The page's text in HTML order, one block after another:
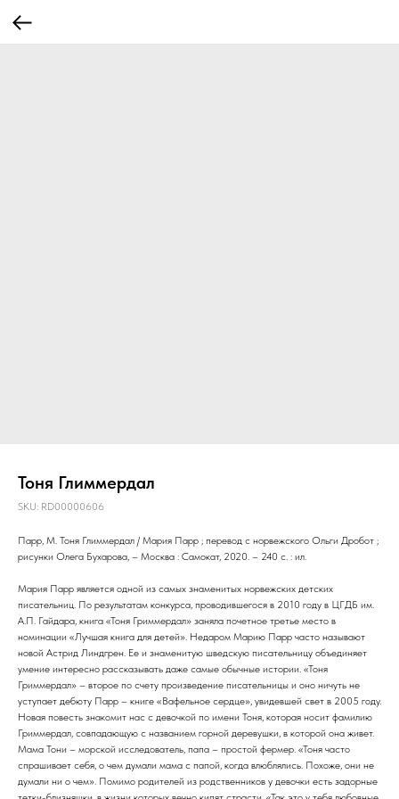
Тоня Глиммердал
SKU: RD00000606
Парр, М. Тоня Глиммердал / Мария Парр ; перевод с норвежского Ольги Дробот ;
рисунки Олега Бухарова, – Москва : Самокат, 2020. – 240 с. : ил.
Мария Парр является одной из самых знаменитых норвежских детских
писательниц. По результатам конкурса, проводившегося в 2010 году в ЦГДБ им.
А.П. Гайдара, книга «Тоня Гриммердал» заняла почетное третье место в
номинации «Лучшая книга для детей». Недаром Марию Парр часто называют
новой Астрид Линдгрен. Ее и знаменитую шведскую писательницу объединяет
умение интересно рассказывать даже самые обычные истории. «Тоня
Гриммердал» – второе по счету произведение писательницы и оно ничуть не
уступает дебюту Парр – книге «Вафельное сердце», увидевшей свет в 2005 году.
Новая повесть знакомит нас с девочкой по имени Тоня, которая носит фамилию
Гриммердал, совпадающую с названием горной деревушки, в которой она живет.
Мама Тони – морской исследователь, папа – простой фермер. «Тоня часто
спрашивает себя, о чем думали мама с папой, когда влюблялись. Похоже, они не
думали ни о чем». Помимо родителей из родственников у девочки есть задорные